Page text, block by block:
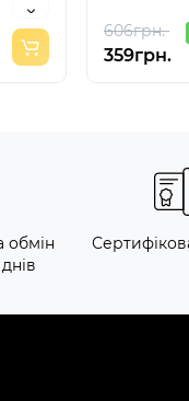
606грн.
359грн.
обмін